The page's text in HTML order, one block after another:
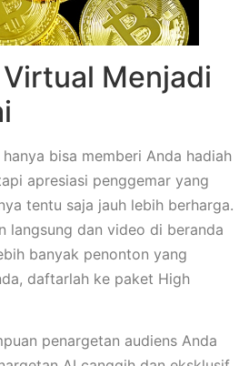
Menjadi
bisa memberi Anda hadiah
apresiasi penggemar yang
tentu saja jauh lebih berharga.
langsung dan video di beranda
banyak penonton yang
daftarlah ke paket High
penargetan audiens Anda